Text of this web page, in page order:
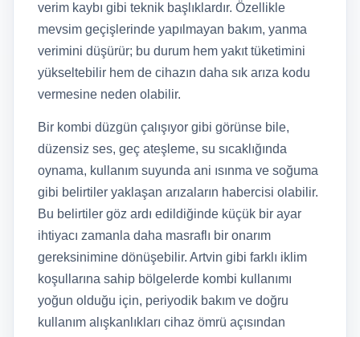
verim kaybı gibi teknik başlıklardır. Özellikle
mevsim geçişlerinde yapılmayan bakım, yanma
verimini düşürür; bu durum hem yakıt tüketimini
yükseltebilir hem de cihazın daha sık arıza kodu
vermesine neden olabilir.
Bir kombi düzgün çalışıyor gibi görünse bile,
düzensiz ses, geç ateşleme, su sıcaklığında
oynama, kullanım suyunda ani ısınma ve soğuma
gibi belirtiler yaklaşan arızaların habercisi olabilir.
Bu belirtiler göz ardı edildiğinde küçük bir ayar
ihtiyacı zamanla daha masraflı bir onarım
gereksinimine dönüşebilir. Artvin gibi farklı iklim
koşullarına sahip bölgelerde kombi kullanımı
yoğun olduğu için, periyodik bakım ve doğru
kullanım alışkanlıkları cihaz ömrü açısından